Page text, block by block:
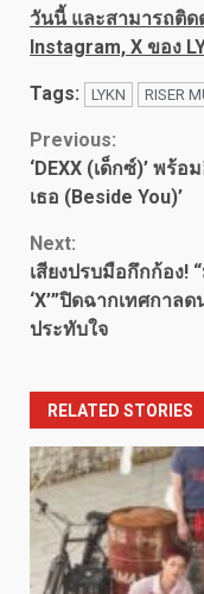
วันนี้ และสามารถติด
Instagram, X ของ
Tags: LYKN RISER
Continue
Reading
Previous:
‘DEXX (เด็กซ์)’ พร้
เธอ (Beside You)’
Next:
เสียงปรบมือกึกก้อง!
‘X’”ปิดฉากเทศกาล
ประทับใจ
RELATED STORIES